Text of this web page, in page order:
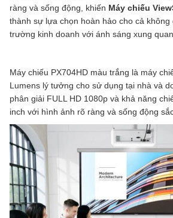
ràng và sống động, khiến Máy chiếu
thành sự lựa chọn hoàn hảo cho cả
trường kinh doanh với ánh sáng xung
Máy chiếu PX704HD màu trắng là máy
Lumens lý tưởng cho sử dụng tại nhà và
phân giải FULL HD 1080p và khả năng
inch với hình ảnh rõ ràng và sống động